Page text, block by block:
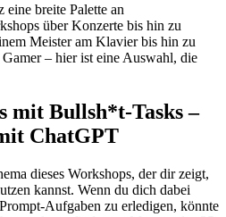
breite Palette an
über Konzerte bis hin zu
Meister am Klavier bis hin zu
– hier ist eine Auswahl, die
mit Bullsh*t-Tasks –
ChatGPT
dieses Workshops, der dir zeigt,
kannst. Wenn du dich dabei
Aufgaben zu erledigen, könnte